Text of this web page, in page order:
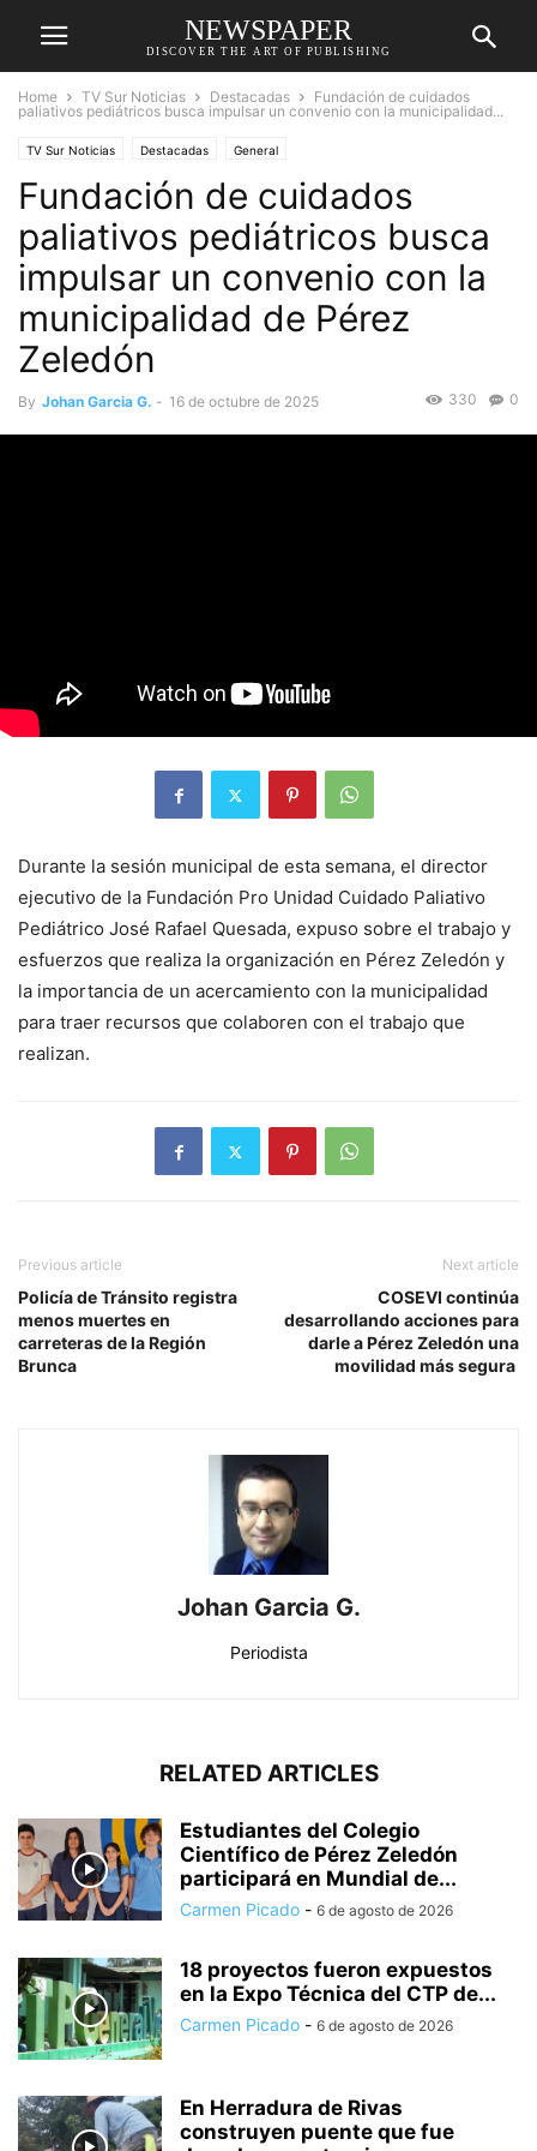
NEWSPAPER
DISCOVER THE ART OF PUBLISHING
Home TV Sur Noticias Destacadas
Fundación de cuidados
paliativos pediátricos busca impulsar un convenio con la municipalidad...
TV Sur Noticias Destacadas General
Fundación de cuidados
paliativos pediátricos busca
impulsar un convenio con la
municipalidad de Pérez
Zeledón
By Johan Garcia G. - 16 de octubre de 2025 0
330
Durante la sesión municipal de esta semana, el director
ejecutivo de la Fundación Pro Unidad Cuidado Paliativo
Pediátrico José Rafael Quesada, expuso sobre el trabajo y
esfuerzos que realiza la organización en Pérez Zeledón y
la importancia de un acercamiento con la municipalidad
para traer recursos que colaboren con el trabajo que
realizan.
Previous article
Policía de Tránsito registra
menos muertes en
carreteras de la Región
Brunca
Next article
COSEVI continúa
desarrollando acciones para
darle a Pérez Zeledón una
movilidad más segura
Johan Garcia G.
Periodista
RELATED ARTICLES
Estudiantes del Colegio
Científico de Pérez Zeledón
participará en Mundial de...
Carmen Picado - 6 de agosto de 2026
18 proyectos fueron expuestos
en la Expo Técnica del CTP de...
Carmen Picado - 6 de agosto de 2026
En Herradura de Rivas
construyen puente que fue